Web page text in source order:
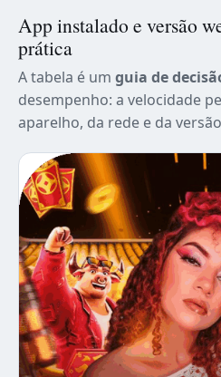
App instalado e versão
prática
A tabela é um guia de
desempenho: a velocidade
aparelho, da rede e da